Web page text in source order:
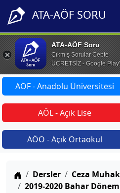
ATA-AÖF SORU
ATA-AÖF Soru
Çıkmış Sorular Cepte
ÜCRETSİZ - Google
AÖF - Anadolu Üniversitesi
AÖL - Açık Lise
AÖO - Açık Ortaokul
Anasayfa
Dersler
Ceza
2019-2020 Bahar